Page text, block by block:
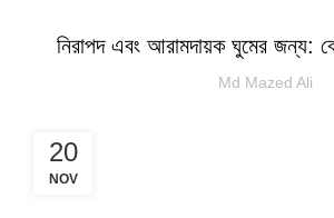
নিরাপদ এবং আরামদায়ক ঘুমের জন্য:
Md Mazed Ali
20
NOV